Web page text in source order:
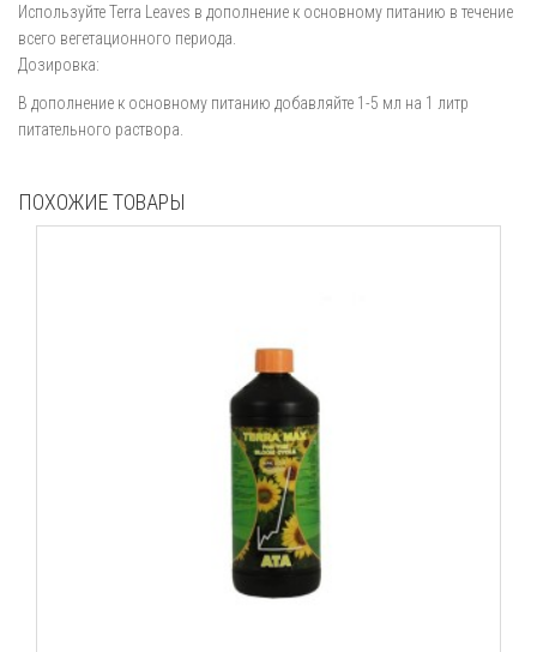
Используйте Terra Leaves в дополнение к основному питанию в течение
всего вегетационного периода.
Дозировка:
В дополнение к основному питанию добавляйте 1-5 мл на 1 литр
питательного раствора.
ПОХОЖИЕ ТОВАРЫ